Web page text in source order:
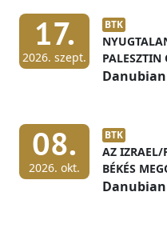
17.
2026. szept.
BTK
PALESZTIN
08.
2026. okt.
BTK
AZ IZRAEL/
BÉKÉS